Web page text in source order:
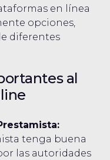
en línea
opciones,
diferentes
al
tenga buena
las autoridades